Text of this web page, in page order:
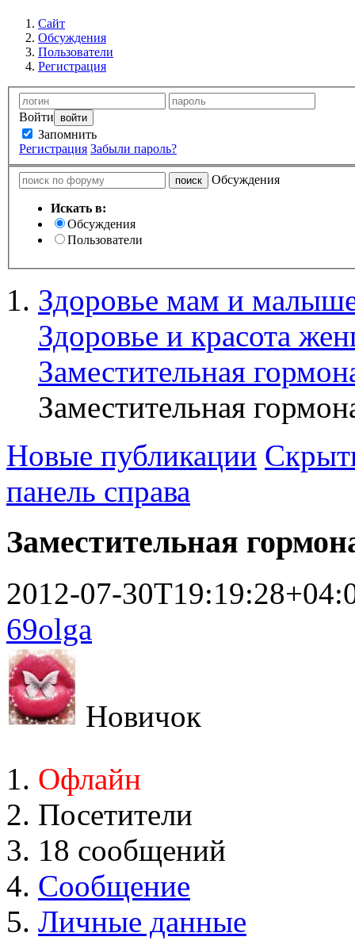
Сайт
Обсуждения
Пользователи
Регистрация
Войти
Запомнить
Регистрация Забыли пароль?
Обсуждения
Искать в:
Обсуждения
Пользователи
Здоровье мам и
Здоровье и красота
Заместительная
Заместительная
Новые публикации
панель справа
Заместительная
2012-07-
69olga
Новичок
Офлайн
Посетители
18 сообщений
Сообщение
Личные данные